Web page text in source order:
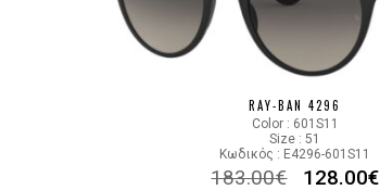
RAY-BAN 4296
Color : 601S11
Size : 51
Κωδικός : E4296-601S11
183.00€ 128.00€